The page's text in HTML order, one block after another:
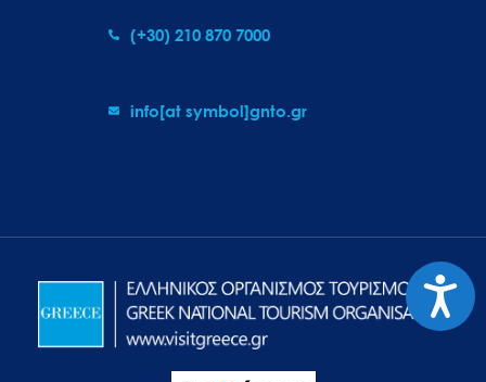
(+30) 210 870 7000
info[at symbol]gnto.gr